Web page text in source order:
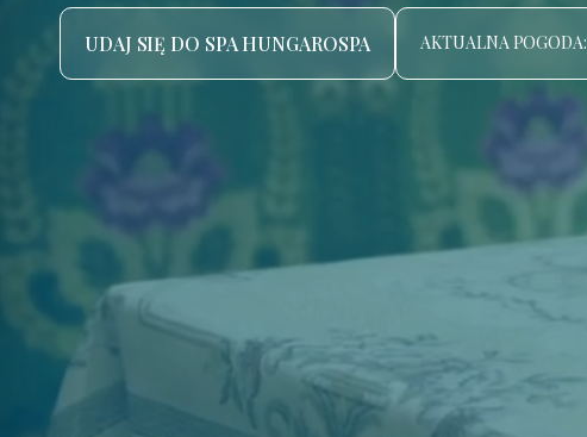
UDAJ SIĘ DO SPA HUNGAROSPA AKTUALNA POGODA: